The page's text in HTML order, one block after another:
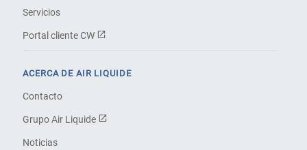
Servicios
Portal cliente CW
ACERCA DE AIR LIQUIDE
Contacto
Grupo Air Liquide
Noticias